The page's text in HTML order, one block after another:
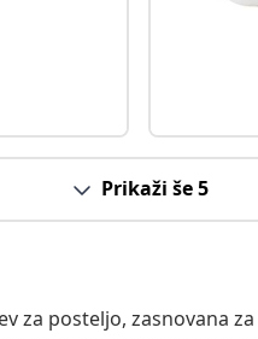
Prikaži še 5
za posteljo, zasnovana